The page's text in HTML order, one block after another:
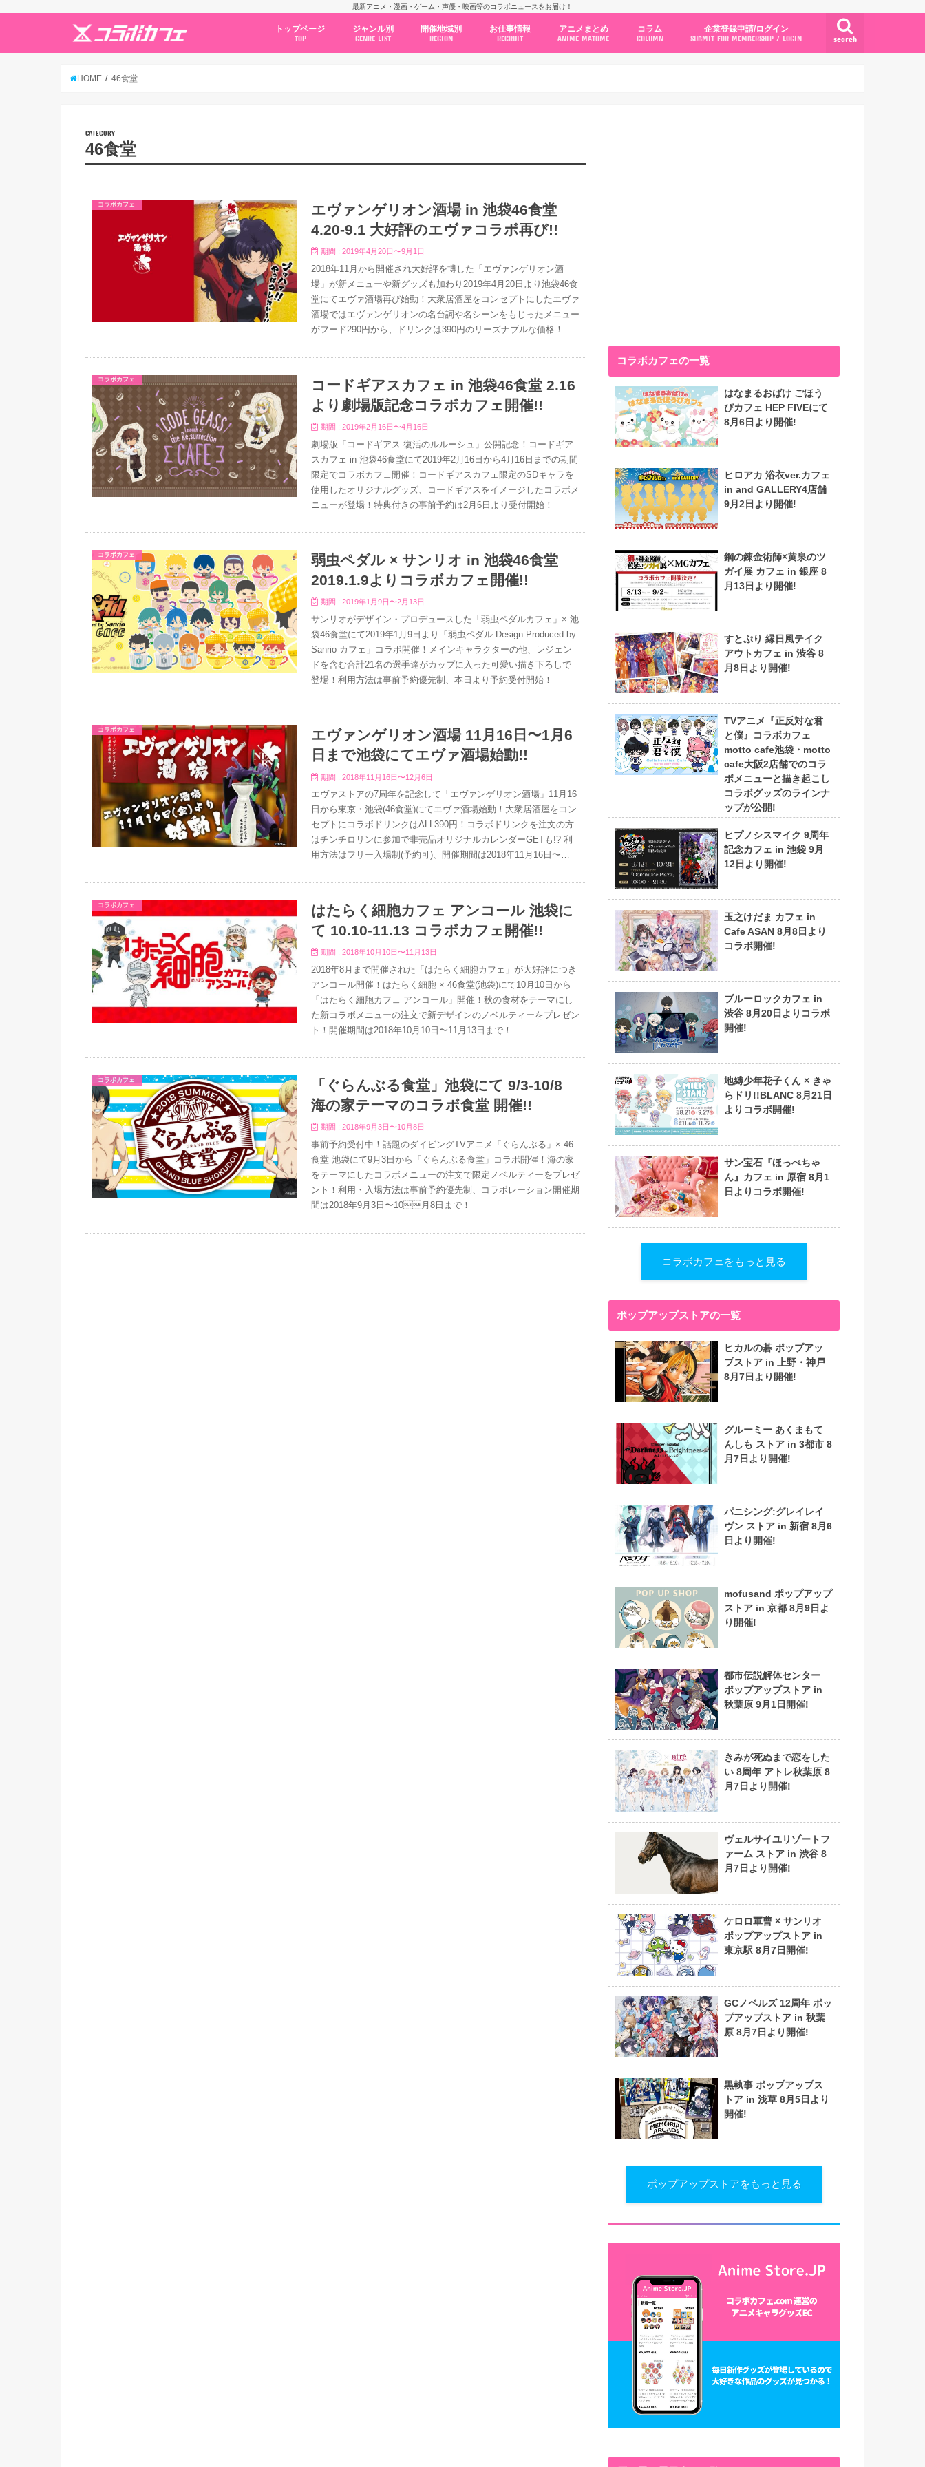
最新アニメ・漫画・ゲーム・声優・映画等のコラボニュースをお届け！
search
トップページ
TOP
ジャンル別
GENRE LIST
開催地域別
REGION
お仕事情報
RECRUIT
アニメまとめ
ANIME MATOME
コラム
COLUMN
企業登録申請/ログイン
SUBMIT FOR MEMBERSHIP / LOGIN
HOME 46食堂
CATEGORY
46食堂
コラボカフェ
エヴァンゲリオン酒場 in 池袋46食堂
4.20-9.1 大好評のエヴァコラボ再び!!
期間 : 2019年4月20日〜9月1日
2018年11月から開催され大好評を博した「エヴァンゲリオン酒
場」が新メニューや新グッズも加わり2019年4月20日より池袋46食
堂にてエヴァ酒場再び始動！大衆居酒屋をコンセプトにしたエヴァ
酒場ではエヴァンゲリオンの名台詞や名シーンをもじったメニュー
がフード290円から、ドリンクは390円のリーズナブルな価格！
コラボカフェ
コードギアスカフェ in 池袋46食堂 2.16
より劇場版記念コラボカフェ開催!!
期間 : 2019年2月16日〜4月16日
劇場版「コードギアス 復活のルルーシュ」公開記念！コードギア
スカフェ in 池袋46食堂にて2019年2月16日から4月16日までの期間
限定でコラボカフェ開催！コードギアスカフェ限定のSDキャラを
使用したオリジナルグッズ、コードギアスをイメージしたコラボメ
ニューが登場！特典付きの事前予約は2月6日より受付開始！
コラボカフェ
弱虫ペダル × サンリオ in 池袋46食堂
2019.1.9よりコラボカフェ開催!!
期間 : 2019年1月9日〜2月13日
サンリオがデザイン・プロデュースした「弱虫ペダルカフェ」× 池
袋46食堂にて2019年1月9日より「弱虫ペダル Design Produced by
Sanrio カフェ」コラボ開催！メインキャラクターの他、レジェン
ドを含む合計21名の選手達がカップに入った可愛い描き下ろしで
登場！利用方法は事前予約優先制、本日より予約受付開始！
コラボカフェ
エヴァンゲリオン酒場 11月16日〜1月6
日まで池袋にてエヴァ酒場始動!!
期間 : 2018年11月16日〜12月6日
エヴァストアの7周年を記念して「エヴァンゲリオン酒場」11月16
日から東京・池袋(46食堂)にてエヴァ酒場始動！大衆居酒屋をコン
セプトにコラボドリンクはALL390円！コラボドリンクを注文の方
はチンチロリンに参加で非売品オリジナルカレンダーGETも!? 利
用方法はフリー入場制(予約可)、開催期間は2018年11月16日〜
コラボカフェ
はたらく細胞カフェ アンコール 池袋に
て 10.10-11.13 コラボカフェ開催!!
期間 : 2018年10月10日〜11月13日
2018年8月まで開催された「はたらく細胞カフェ」が大好評につき
アンコール開催！はたらく細胞 × 46食堂(池袋)にて10月10日から
「はたらく細胞カフェ アンコール」開催！秋の食材をテーマにし
た新コラボメニューの注文で新デザインのノベルティーをプレゼン
ト！開催期間は2018年10月10日〜11月13日まで！
コラボカフェ
「ぐらんぶる食堂」池袋にて 9/3-10/8
海の家テーマのコラボ食堂 開催!!
期間 : 2018年9月3日〜10月8日
事前予約受付中！話題のダイビングTVアニメ「ぐらんぶる」× 46
食堂 池袋にて9月3日から「ぐらんぶる食堂」コラボ開催！海の家
をテーマにしたコラボメニューの注文で限定ノベルティーをプレゼ
ント！利用・入場方法は事前予約優先制、コラボレーション開催期
間は2018年9月3日〜10月8日まで！
コラボカフェの一覧
はなまるおばけ ごほう
びカフェ HEP FIVEにて
8月6日より開催!
ヒロアカ 浴衣ver.カフェ
in and GALLERY4店舗
9月2日より開催!
鋼の錬金術師×黄泉のツ
ガイ展 カフェ in 銀座 8
月13日より開催!
すとぷり 縁日風テイク
アウトカフェ in 渋谷 8
月8日より開催!
TVアニメ『正反対な君
と僕』コラボカフェ
motto cafe池袋・motto
cafe大阪2店舗でのコラ
ボメニューと描き起こし
コラボグッズのラインナ
ップが公開!
ヒプノシスマイク 9周年
記念カフェ in 池袋 9月
12日より開催!
玉之けだま カフェ in
Cafe ASAN 8月8日より
コラボ開催!
ブルーロックカフェ in
渋谷 8月20日よりコラボ
開催!
地縛少年花子くん × きゃ
らドリ!!BLANC 8月21日
よりコラボ開催!
サン宝石『ほっぺちゃ
ん』カフェ in 原宿 8月1
日よりコラボ開催!
コラボカフェをもっと見る
ポップアップストアの一覧
ヒカルの碁 ポップアッ
プストア in 上野・神戸
8月7日より開催!
グルーミー あくまもて
んしも ストア in 3都市 8
月7日より開催!
パニシング:グレイレイ
ヴン ストア in 新宿 8月6
日より開催!
mofusand ポップアップ
ストア in 京都 8月9日よ
り開催!
都市伝説解体センター
ポップアップストア in
秋葉原 9月1日開催!
きみが死ぬまで恋をした
い 8周年 アトレ秋葉原 8
月7日より開催!
ヴェルサイユリゾートフ
ァーム ストア in 渋谷 8
月7日より開催!
ケロロ軍曹 × サンリオ
ポップアップストア in
東京駅 8月7日開催!
GCノベルズ 12周年 ポッ
プアップストア in 秋葉
原 8月7日より開催!
黒執事 ポップアップス
トア in 浅草 8月5日より
開催!
ポップアップストアをもっと見る